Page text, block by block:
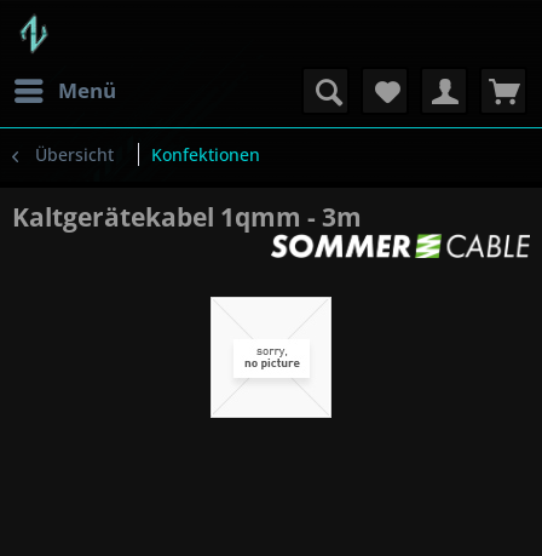
Menü
Übersicht Konfektionen
Kaltgerätekabel 1qmm - 3m